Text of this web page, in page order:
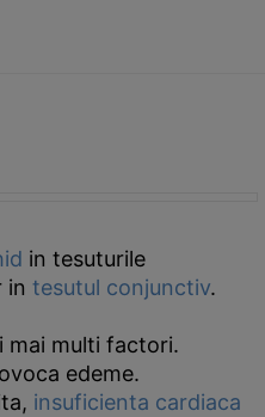
in tesuturile
in tesutul conjunctiv.
mai multi factori.
edeme.
insuficienta cardiaca